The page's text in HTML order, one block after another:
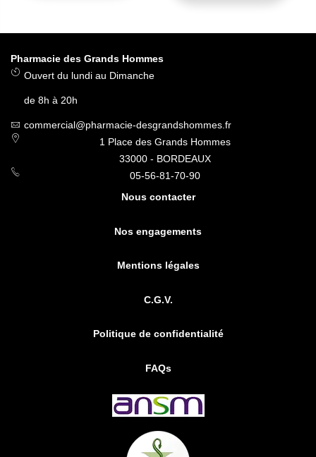
Pharmacie des Grands Hommes
Ouvert du lundi au Dimanche
de 8h à 20h
commercial@pharmacie-desgrandshommes.fr
1 Place des Grands Hommes
33000 - BORDEAUX
05-56-81-70-90
Nous contacter
Nos engagements
Mentions légales
C.G.V.
Politique de confidentialité
FAQs